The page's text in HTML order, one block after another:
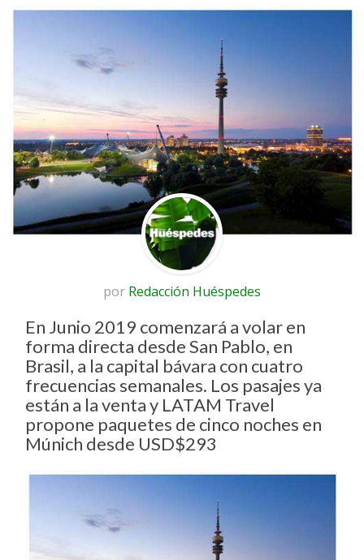
por Redacción Huéspedes
En Junio 2019 comenzará a volar en
forma directa desde San Pablo, en
Brasil, a la capital bávara con cuatro
frecuencias semanales. Los pasajes ya
están a la venta y LATAM Travel
propone paquetes de cinco noches en
Múnich desde USD$293